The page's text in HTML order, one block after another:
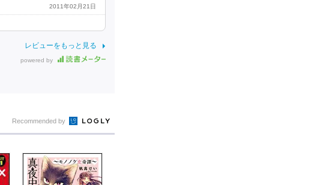
2011年02月21日
レビューをもっと見る
powered by
Recommended by